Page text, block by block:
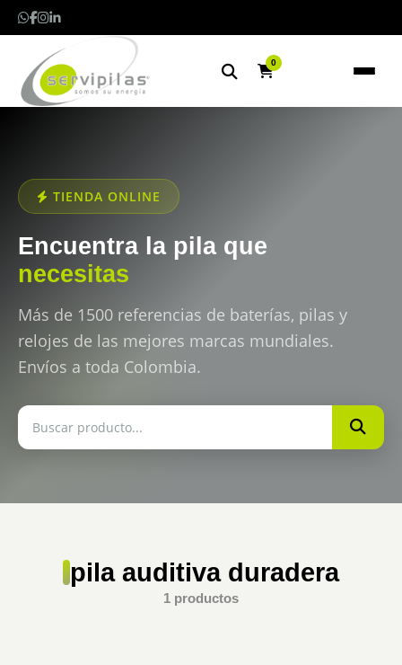
0
TIENDA ONLINE
Encuentra la pila que
necesitas
Más de 1500 referencias de baterías, pilas y
relojes de las mejores marcas mundiales.
Envíos a toda Colombia.
pila auditiva duradera
1 productos